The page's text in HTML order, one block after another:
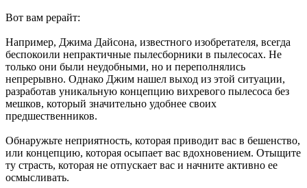
Вот вам рерайт:
Например, Джима Дайсона, известного изобретателя, всегда
беспокоили непрактичные пылесборники в пылесосах. Не
только они были неудобными, но и переполнялись
непрерывно. Однако Джим нашел выход из этой ситуации,
разработав уникальную концепцию вихревого пылесоса без
мешков, который значительно удобнее своих
предшественников.
Обнаружьте неприятность, которая приводит вас в бешенство,
или концепцию, которая осыпает вас вдохновением. Отыщите
ту страсть, которая не отпускает вас и начните активно ее
осмысливать.